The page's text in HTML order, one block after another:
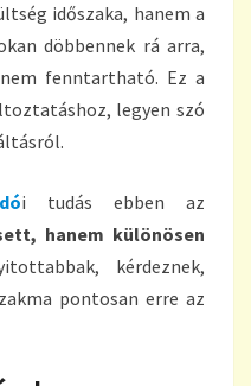
időszaka, hanem a
döbbennek rá arra,
fenntartható. Ez a
legyen szó
i tudás ebben az
hanem különösen
kérdeznek,
pontosan erre az